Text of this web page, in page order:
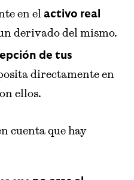
en el activo real
derivado del mismo.
de tus
directamente en
ellos.
cuenta que hay